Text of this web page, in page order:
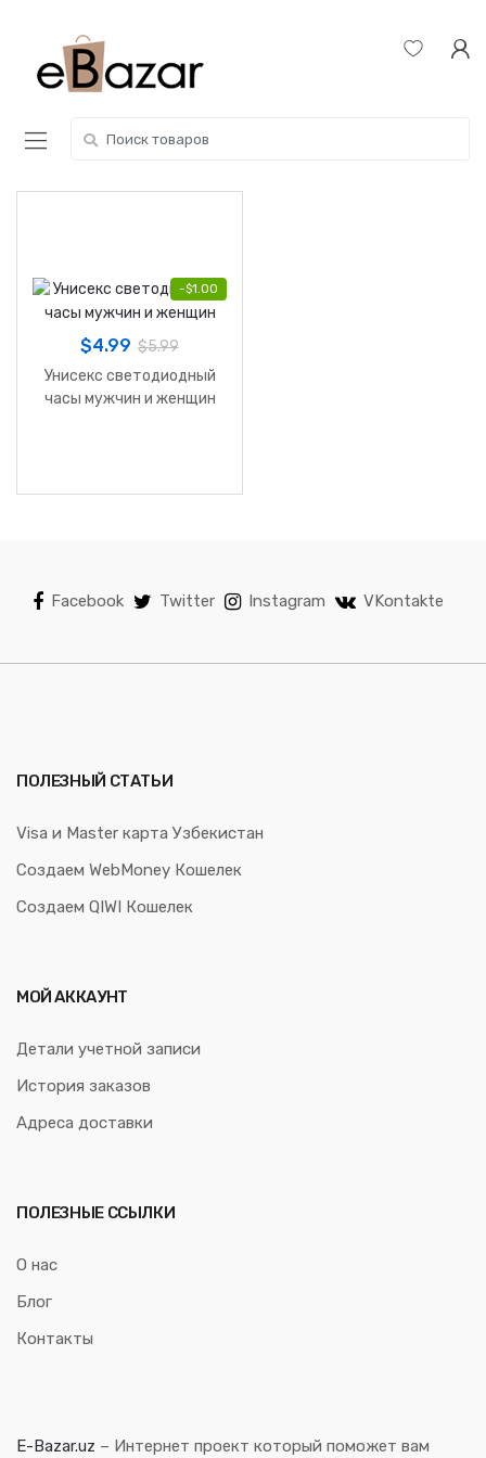
navigation
content
for:
-$1.00
$4.99 $5.99
Унисекс светодиодный
часы мужчин и женщин
Facebook Twitter Instagram VKontakte
ПОЛЕЗНЫЙ СТАТЬИ
Visa и Master карта Узбекистан
Создаем WebMoney Кошелек
Создаем QIWI Кошелек
МОЙ АККАУНТ
Детали учетной записи
История заказов
Адреса доставки
ПОЛЕЗНЫЕ ССЫЛКИ
О нас
Блог
Контакты
E-Bazar.uz – Интернет проект который поможет вам